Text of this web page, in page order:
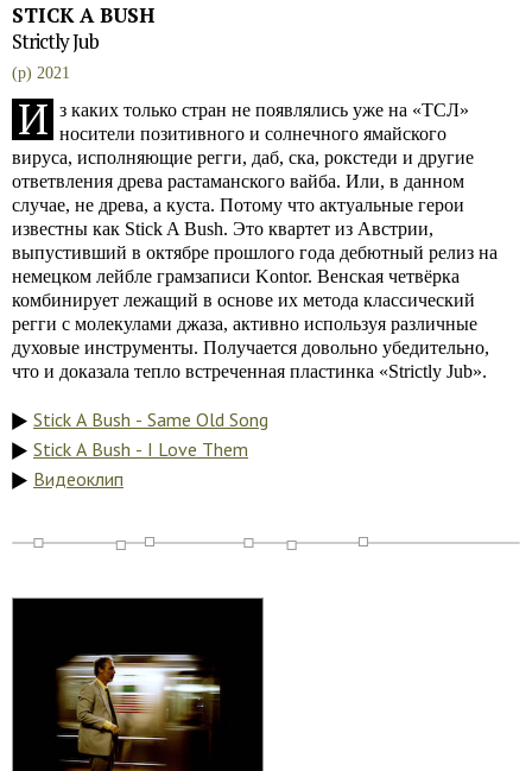
STICK A BUSH
Strictly Jub
(p) 2021
И з каких только стран не появлялись уже на «ТСЛ»
носители позитивного и солнечного ямайского
вируса, исполняющие регги, даб, ска, рокстеди и другие
ответвления древа растаманского вайба. Или, в данном
случае, не древа, а куста. Потому что актуальные герои
известны как Stick A Bush. Это квартет из Австрии,
выпустивший в октябре прошлого года дебютный релиз на
немецком лейбле грамзаписи Kontor. Венская четвёрка
комбинирует лежащий в основе их метода классический
регги с молекулами джаза, активно используя различные
духовые инструменты. Получается довольно убедительно,
что и доказала тепло встреченная пластинка «Strictly Jub».
Stick A Bush - Same Old Song
Stick A Bush - I Love Them
Видеоклип